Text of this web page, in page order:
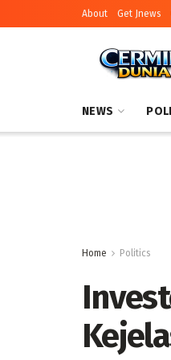
About Get Jnews
NEWS
Home Politics